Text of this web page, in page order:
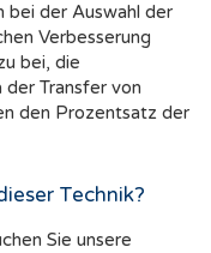
der Auswahl der
Verbesserung
bei, die
Transfer von
den Prozentsatz der
Technik?
Sie unsere